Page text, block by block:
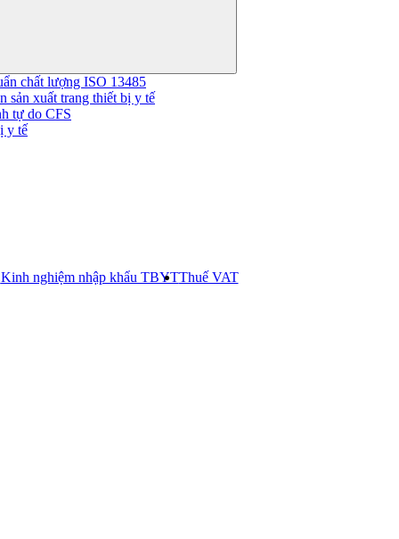
chất lượng ISO 13485
sản xuất trang thiết bị y tế
tự do CFS
y tế
Kinh nghiệm nhập khẩu TBYTThuế VAT